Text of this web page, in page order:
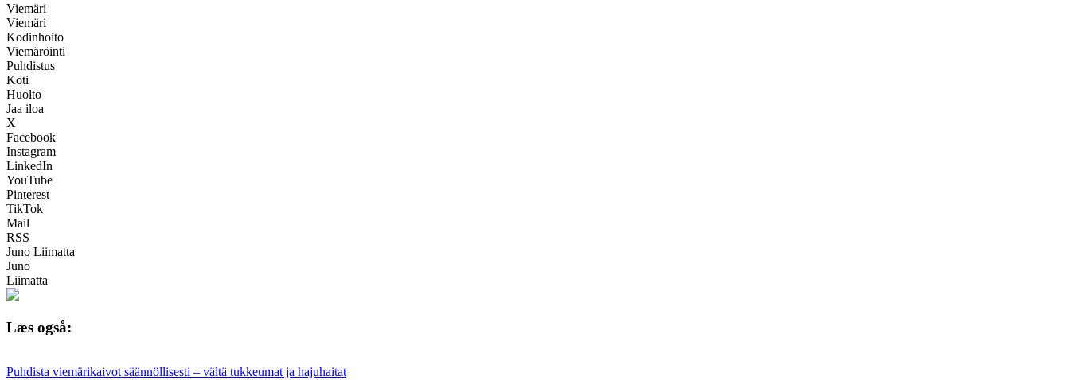
Viemäri
Viemäri
Kodinhoito
Viemäröinti
Puhdistus
Koti
Huolto
Jaa iloa
X
Facebook
Instagram
LinkedIn
YouTube
Pinterest
TikTok
Mail
RSS
Juno Liimatta
Juno
Liimatta
Læs også:
Puhdista viemärikaivot säännöllisesti – vältä tukkeumat ja hajuhaitat